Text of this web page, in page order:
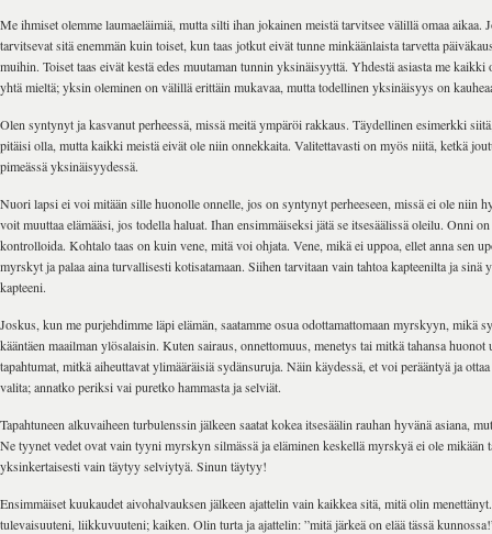
Me ihmiset olemme laumaeläimiä, mutta silti ihan jokainen meistä tarvitsee välillä omaa aikaa.
tarvitsevat sitä enemmän kuin toiset, kun taas jotkut eivät tunne minkäänlaista tarvetta
muihin. Toiset taas eivät kestä edes muutaman tunnin yksinäisyyttä. Yhdestä asiasta me kaikki
yhtä mieltä; yksin oleminen on välillä erittäin mukavaa, mutta todellinen yksinäisyys on
Olen syntynyt ja kasvanut perheessä, missä meitä ympäröi rakkaus. Täydellinen esimerkki
pitäisi olla, mutta kaikki meistä eivät ole niin onnekkaita. Valitettavasti on myös niitä, ketkä
pimeässä yksinäisyydessä.
Nuori lapsi ei voi mitään sille huonolle onnelle, jos on syntynyt perheeseen, missä ei ole niin
voit muuttaa elämääsi, jos todella haluat. Ihan ensimmäiseksi jätä se itsesäälissä oleilu. Onni
kontrolloida. Kohtalo taas on kuin vene, mitä voi ohjata. Vene, mikä ei uppoa, ellet anna sen
myrskyt ja palaa aina turvallisesti kotisatamaan. Siihen tarvitaan vain tahtoa kapteenilta ja sinä
kapteeni.
Joskus, kun me purjehdimme läpi elämän, saatamme osua odottamattomaan myrskyyn, mikä
kääntäen maailman ylösalaisin. Kuten sairaus, onnettomuus, menetys tai mitkä tahansa huonot
tapahtumat, mitkä aiheuttavat ylimääräisiä sydänsuruja. Näin käydessä, et voi perääntyä ja
valita; annatko periksi vai puretko hammasta ja selviät.
Tapahtuneen alkuvaiheen turbulenssin jälkeen saatat kokea itsesäälin rauhan hyvänä asiana,
Ne tyynet vedet ovat vain tyyni myrskyn silmässä ja eläminen keskellä myrskyä ei ole mikään
yksinkertaisesti vain täytyy selviytyä. Sinun täytyy!
Ensimmäiset kuukaudet aivohalvauksen jälkeen ajattelin vain kaikkea sitä, mitä olin
tulevaisuuteni, liikkuvuuteni; kaiken. Olin turta ja ajattelin: ”mitä järkeä on elää tässä